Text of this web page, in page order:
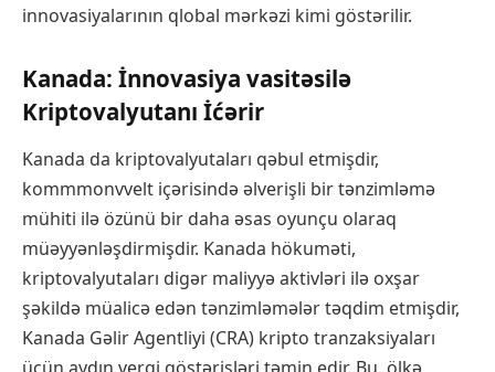
innovasiyalarının qlobal mərkəzi kimi göstərilir.
Kanada: İnnovasiya vasitəsilə
Kriptovalyutanı İćərir
Kanada da kriptovalyutaları qəbul etmişdir,
kommmonvvelt içərisində əlverişli bir tənzimləmə
mühiti ilə özünü bir daha əsas oyunçu olaraq
müəyyənləşdirmişdir. Kanada hökuməti,
kriptovalyutaları digər maliyyə aktivləri ilə oxşar
şəkildə müalicə edən tənzimləmələr təqdim etmişdir,
Kanada Gəlir Agentliyi (CRA) kripto tranzaksiyaları